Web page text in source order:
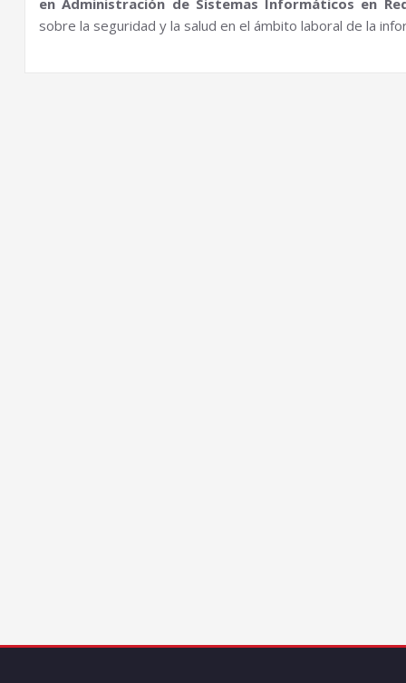
en Administración de Sistemas Informáticos en
sobre la seguridad y la salud en el ámbito laboral de la